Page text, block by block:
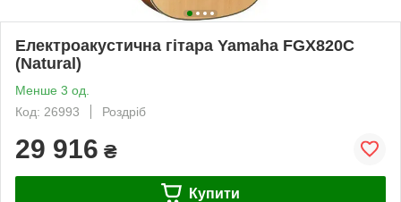
Електроакустична гітара Yamaha FGX820C
(Natural)
Менше 3 од.
Код: 26993
Роздріб
29 916 ₴
Купити